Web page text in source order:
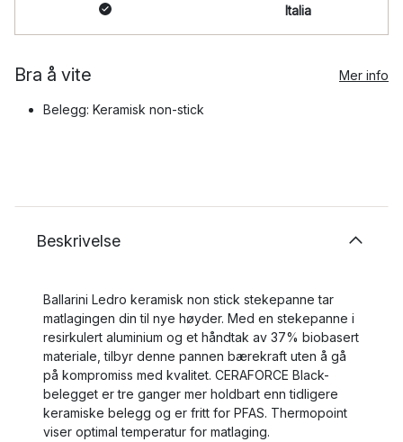
Italia
Bra å vite Mer info
Belegg: Keramisk non-stick
Beskrivelse
Ballarini Ledro keramisk non stick stekepanne tar
matlagingen din til nye høyder. Med en stekepanne i
resirkulert aluminium og et håndtak av 37% biobasert
materiale, tilbyr denne pannen bærekraft uten å gå
på kompromiss med kvalitet. CERAFORCE Black-
belegget er tre ganger mer holdbart enn tidligere
keramiske belegg og er fritt for PFAS. Thermopoint
viser optimal temperatur for matlaging.